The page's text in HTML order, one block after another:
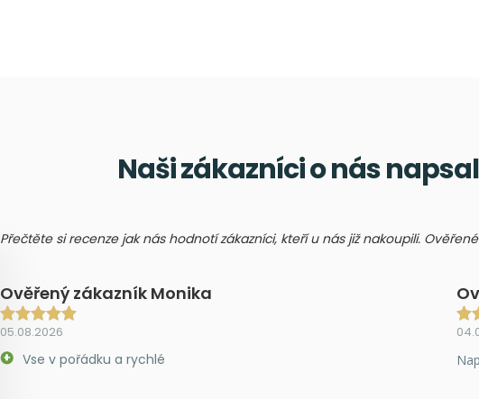
Naši zákazníci o nás
Přečtěte si recenze jak nás hodnotí zákazníci, kteří u nás již nakoupili.
Ověřený zákazník Monika
05.08.2026
Vse v pořádku a rychlé